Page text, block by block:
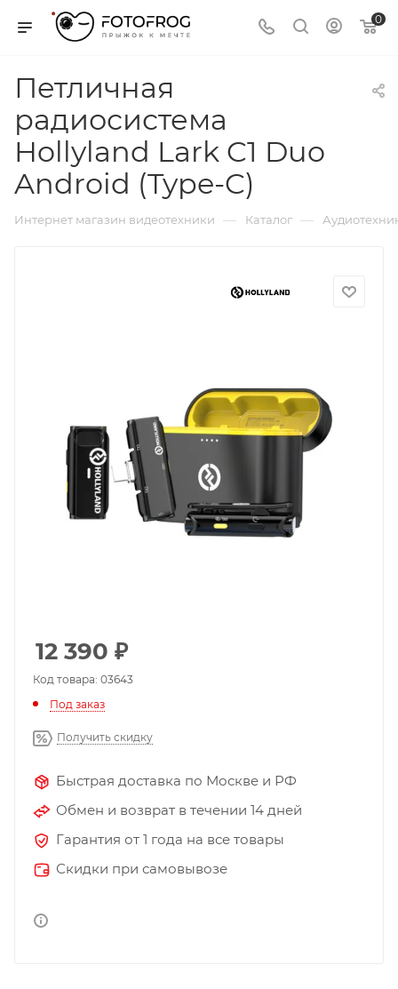
0
Петличная
радиосистема
Hollyland Lark C1 Duo
Android (Type-C)
Интернет магазин видеотехники — Каталог —
12 390 ₽
Код товара: 03643
Под заказ
Получить скидку
Быстрая доставка по Москве и РФ
Обмен и возврат в течении 14 дней
Гарантия от 1 года на все товары
Скидки при самовывозе